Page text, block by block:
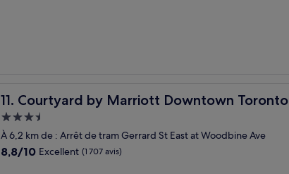
11. Courtyard by Marriott Downtown Toronto
Courtyard by Marriott Downtown Toronto
Hébergement
3.5 étoiles
À 6,2 km de : Arrêt de tram Gerrard St East at Woodbine Ave
8.8
8,8/10 Excellent (1 707 avis)